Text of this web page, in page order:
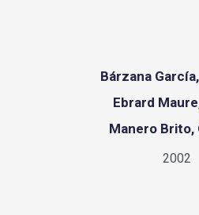
Bárzana
Ebrard
Manero Brito,
2002